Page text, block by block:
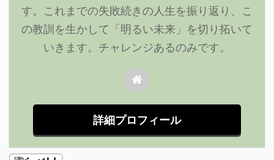
す。これまでの失敗続きの人生を振り返り、こ
の教訓を生かして「明るい未来」を切り拓いて
いきます。チャレンジあるのみです。
詳細プロフィール